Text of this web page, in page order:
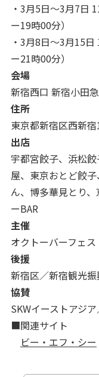
・3月5日～3月7日
ー19時00分）
・3月8日～3月15
ー21時00分）
会場
新宿西口 新宿小田
住所
東京都新宿区西新
出店
宇都宮餃子、浜松
屋、東京おとど餃
ん、博多華見とり
ーBAR
主催
オクトーバーフェス
後援
新宿区／新宿観光
協賛
SKWイーストアジ
■関連サイト
ビー・エフ・シー